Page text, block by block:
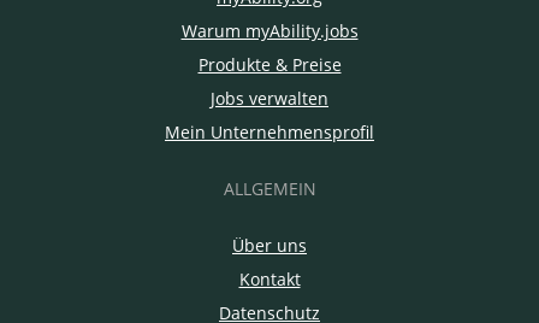
Warum myAbility.jobs
Produkte & Preise
Jobs verwalten
Mein Unternehmensprofil
ALLGEMEIN
Über uns
Kontakt
Datenschutz